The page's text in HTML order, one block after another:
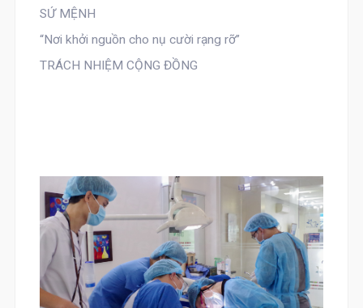
SỨ MỆNH
“Nơi khởi nguồn cho nụ cười rạng rỡ”
TRÁCH NHIỆM CỘNG ĐỒNG